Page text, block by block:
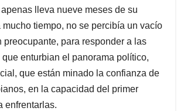
lleva nueve meses de su
mucho tiempo, no se percibía un vacío
preocupante, para responder a las
enturbian el panorama político,
que están minado la confianza de
en la capacidad del primer
enfrentarlas.